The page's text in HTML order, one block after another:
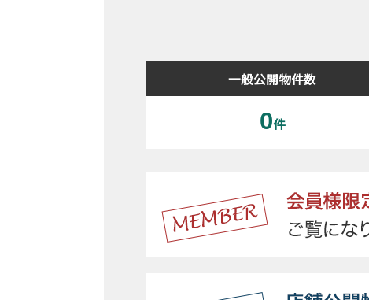
一般公開物件数
0件